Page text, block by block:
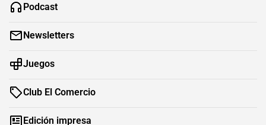
Podcast
Newsletters
Juegos
Club El Comercio
Edición impresa